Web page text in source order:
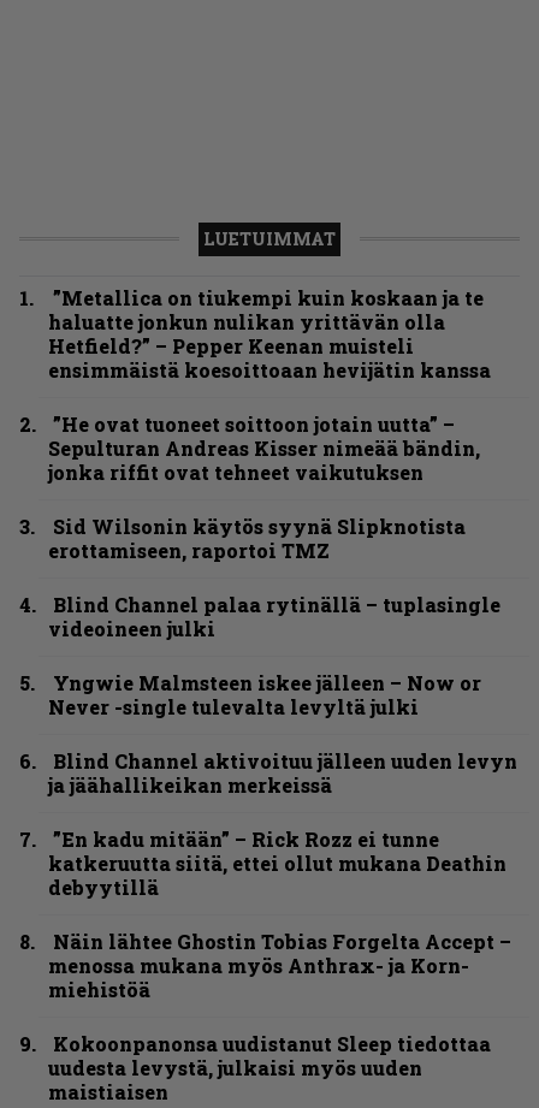
LUETUIMMAT
”Metallica on tiukempi kuin koskaan ja te
haluatte jonkun nulikan yrittävän olla
Hetfield?” – Pepper Keenan muisteli
ensimmäistä koesoittoaan hevijätin kanssa
”He ovat tuoneet soittoon jotain uutta” –
Sepulturan Andreas Kisser nimeää bändin,
jonka riffit ovat tehneet vaikutuksen
Sid Wilsonin käytös syynä Slipknotista
erottamiseen, raportoi TMZ
Blind Channel palaa rytinällä – tuplasingle
videoineen julki
Yngwie Malmsteen iskee jälleen – Now or
Never -single tulevalta levyltä julki
Blind Channel aktivoituu jälleen uuden levyn
ja jäähallikeikan merkeissä
”En kadu mitään” – Rick Rozz ei tunne
katkeruutta siitä, ettei ollut mukana Deathin
debyytillä
Näin lähtee Ghostin Tobias Forgelta Accept –
menossa mukana myös Anthrax- ja Korn-
miehistöä
Kokoonpanonsa uudistanut Sleep tiedottaa
uudesta levystä, julkaisi myös uuden
maistiaisen